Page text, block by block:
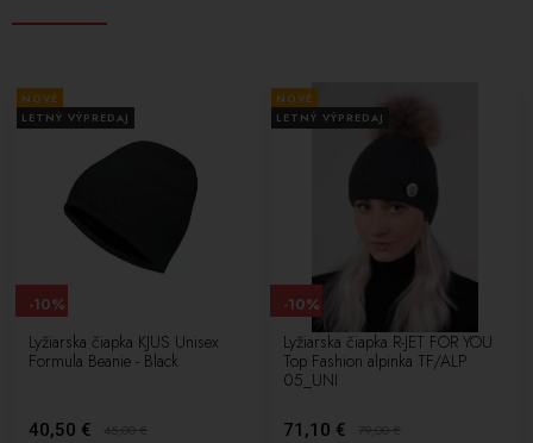
NOVÉ
LETNÝ VÝPREDAJ
Lyžiarska čiapka KJUS Unisex
Formula Beanie - Black
40,50 € 45,00€
-10%
NOVÉ
LETNÝ VÝPREDAJ
Lyžiarska čiapka R-JET FOR YOU
Top Fashion alpinka TF/ALP
05_UNI
71,10 € 79,00€
-10%